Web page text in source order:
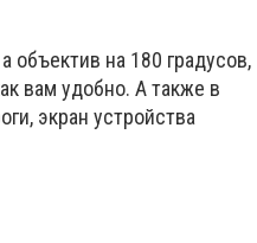
объектив на 180 градусов,
вам удобно. А также в
экран устройства